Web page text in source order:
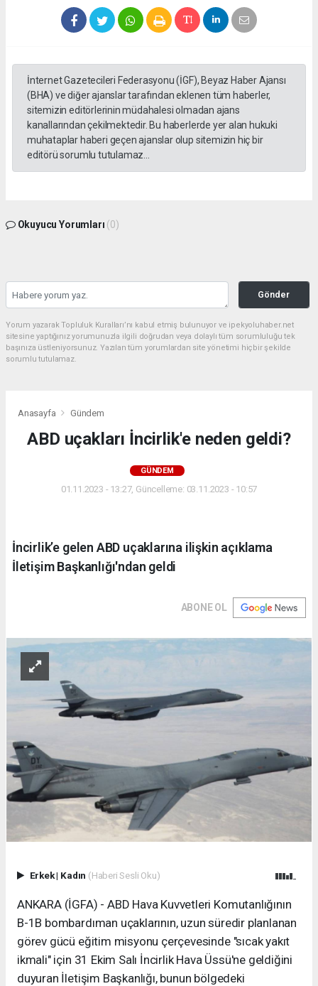
İnternet Gazetecileri Federasyonu (İGF), Beyaz Haber Ajansı
(BHA) ve diğer ajanslar tarafından eklenen tüm haberler,
sitemizin editörlerinin müdahalesi olmadan ajans
kanallarından çekilmektedir. Bu haberlerde yer alan hukuki
muhataplar haberi geçen ajanslar olup sitemizin hiç bir
editörü sorumlu tutulamaz...
Okuyucu Yorumları (0)
Gönder
Yorum yazarak Topluluk Kuralları’nı kabul etmiş bulunuyor ve ipekyoluhaber.net
sitesine yaptığınız yorumunuzla ilgili doğrudan veya dolaylı tüm sorumluluğu tek
başınıza üstleniyorsunuz. Yazılan tüm yorumlardan site yönetimi hiçbir şekilde
sorumlu tutulamaz.
Anasayfa Gündem
ABD uçakları İncirlik'e neden geldi?
GÜNDEM
01.11.2023 - 13:27, Güncelleme: 03.11.2023 - 10:57
İncirlik’e gelen ABD uçaklarına ilişkin açıklama
İletişim Başkanlığı'ndan geldi
ABONE OL
Erkek| Kadın (Haberi Sesli Oku)
ANKARA (İGFA) - ABD Hava Kuvvetleri Komutanlığının
B-1B bombardıman uçaklarının, uzun süredir planlanan
görev gücü eğitim misyonu çerçevesinde "sıcak yakıt
ikmali" için 31 Ekim Salı İncirlik Hava Üssü'ne geldiğini
duyuran İletişim Başkanlığı, bunun bölgedeki